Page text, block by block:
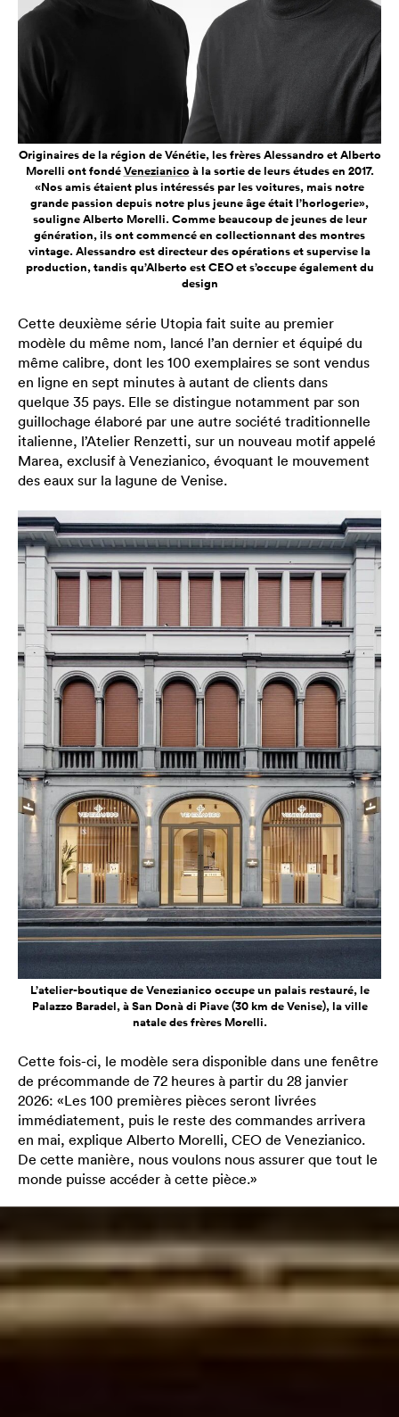
Originaires de la région de Vénétie, les frères Alessandro et Alberto
Morelli ont fondéVenezianico à la sortie de leurs études en 2017.
«Nos amis étaient plus intéressés par les voitures, mais notre
grande passion depuis notre plus jeune âge était l’horlogerie»,
souligne Alberto Morelli. Comme beaucoup de jeunes de leur
génération, ils ont commencé en collectionnant des montres
vintage. Alessandro est directeur des opérations et supervise la
production, tandis qu’Alberto est CEO et s’occupe également du
design
Cette deuxième série Utopia fait suite au premier
modèle du même nom, lancé l’an dernier et équipé du
même calibre, dont les 100 exemplaires se sont vendus
en ligne en sept minutes à autant de clients dans
quelque 35 pays. Elle se distingue notamment par son
guillochage élaboré par une autre société traditionnelle
italienne, l’Atelier Renzetti, sur un nouveau motif appelé
Marea, exclusif à Venezianico, évoquant le mouvement
des eaux sur la lagune de Venise.
L’atelier-boutique de Venezianico occupe un palais restauré, le
Palazzo Baradel, à San Donà di Piave (30 km de Venise), la ville
natale des frères Morelli.
Cette fois-ci, le modèle sera disponible dans une fenêtre
de précommande de 72 heures à partir du 28 janvier
2026: «Les 100 premières pièces seront livrées
immédiatement, puis le reste des commandes arrivera
en mai, explique Alberto Morelli, CEO de Venezianico.
De cette manière, nous voulons nous assurer que tout le
monde puisse accéder à cette pièce.»